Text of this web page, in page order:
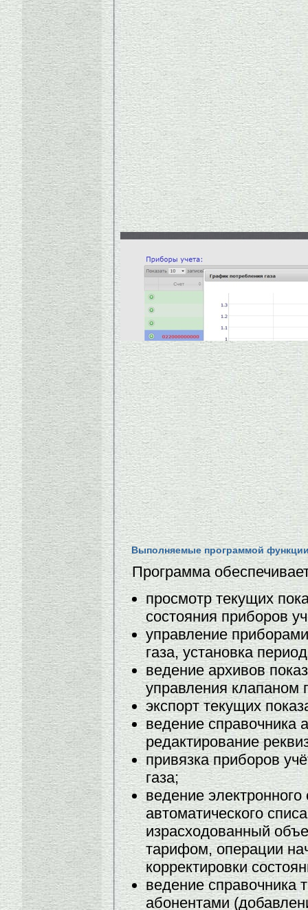
Выполняемые программой
Программа
просмотр текущих
состояния приборов
управление
газа, установка
ведение архивов
управления клапаном
экспорт текущих
ведение справочника
редактирование
привязка приборов
газа;
ведение
автоматического
израсходованный
тарифом, операции
корректировки
ведение справочника
абонентами